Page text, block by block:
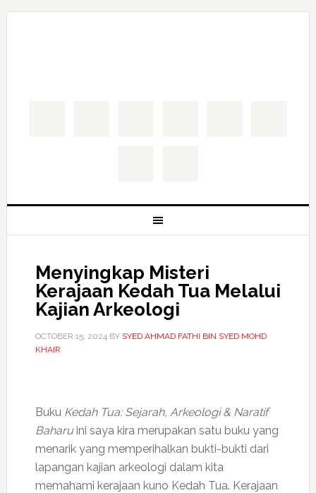
Menyingkap Misteri
Kerajaan Kedah Tua Melalui
Kajian Arkeologi
OCTOBER 15, 2024BY SYED AHMAD FATHI BIN SYED MOHD
KHAIR
Buku Kedah Tua: Sejarah, Arkeologi & Naratif
Baharuini saya kira merupakan satu buku yang
menarik yang memperihalkan bukti-bukti dari
lapangan kajian arkeologi dalam kita
memahami kerajaan kuno Kedah Tua. Kerajaan